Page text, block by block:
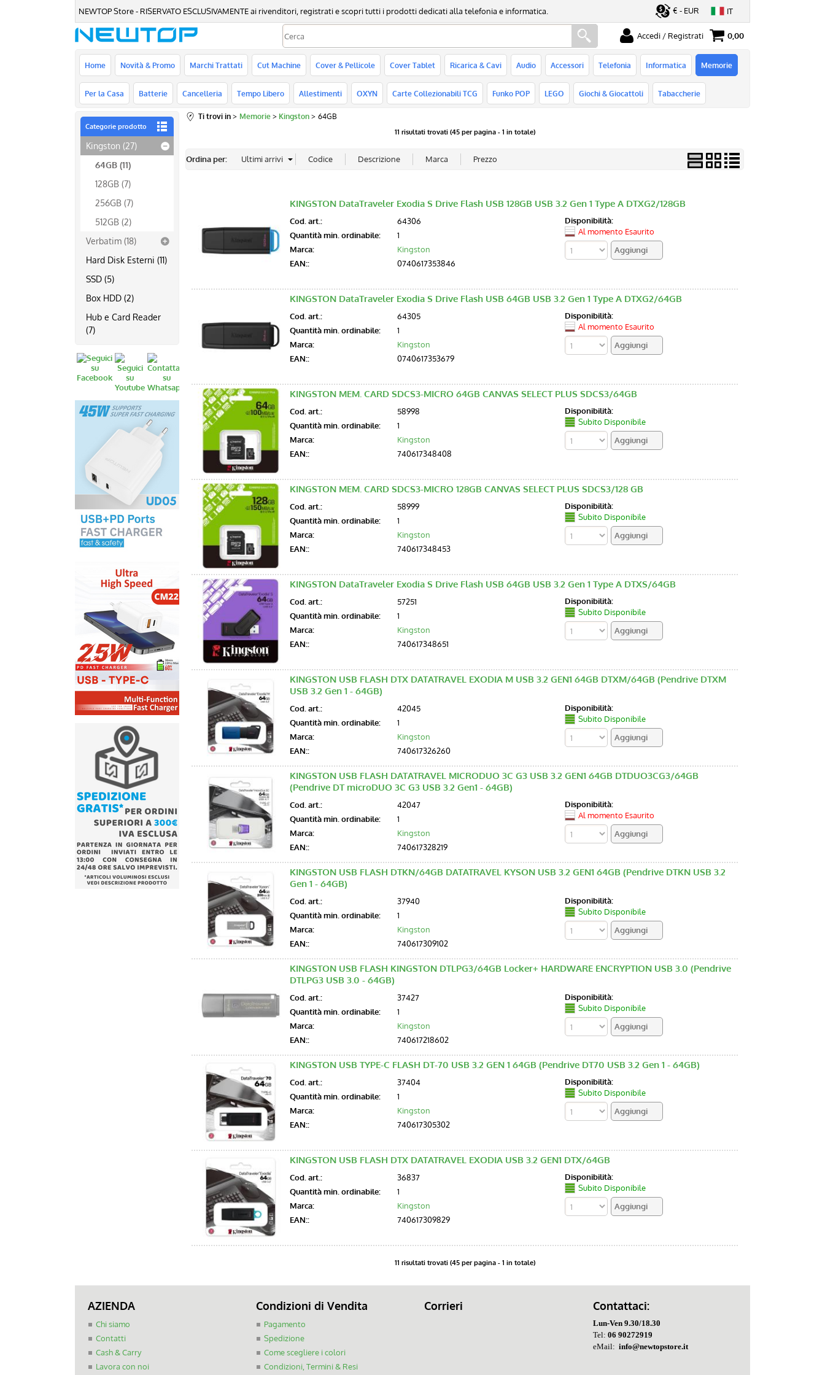
NEWTOP Store - RISERVATO ESCLUSIVAMENTE ai rivenditori, registrati e scopri tutti i prodotti dedicati alla telefonia e informatica. € - EUR IT
Accedi / Registrati
Sono già registrato
Per completare l'ordine inserisci il
nome utente e la password e poi
clicca sul pulsante "Accedi"
Sono un nuovo cliente
Se non sei ancora registrato sul
nostro sito clicca sul pulsante
"Registrati"
0,00
Home Novità & Promo Marchi Trattati Cut Machine Cover & Pellicole Cover Tablet Ricarica & Cavi Audio Accessori Telefonia Informatica Memorie
Per la Casa Batterie Cancelleria Tempo Libero Allestimenti OXYN Carte Collezionabili TCG Funko POP LEGO Giochi & Giocattoli Tabaccherie
Categorie prodotto
Kingston (27)
64GB (11)
128GB (7)
256GB (7)
512GB (2)
Verbatim (18)
Hard Disk Esterni (11)
SSD (5)
Box HDD (2)
Hub e Card Reader
(7)
Ti trovi in Memorie Kingston 64GB
11 risultati trovati (45 per pagina - 1 in totale)
Ordina per:
KINGSTON DataTraveler Exodia S Drive Flash USB 128GB USB 3.2 Gen 1 Type A DTXG2/128GB
Cod. art.:
64306
Quantità min. ordinabile:
1
Marca:
Kingston
EAN::
0740617353846
Disponibilità:
Al momento Esaurito
KINGSTON DataTraveler Exodia S Drive Flash USB 64GB USB 3.2 Gen 1 Type A DTXG2/64GB
Cod. art.:
64305
Quantità min. ordinabile:
1
Marca:
Kingston
EAN::
0740617353679
Disponibilità:
Al momento Esaurito
KINGSTON MEM. CARD SDCS3-MICRO 64GB CANVAS SELECT PLUS SDCS3/64GB
Cod. art.:
58998
Quantità min. ordinabile:
1
Marca:
Kingston
EAN::
740617348408
Disponibilità:
Subito Disponibile
KINGSTON MEM. CARD SDCS3-MICRO 128GB CANVAS SELECT PLUS SDCS3/128 GB
Cod. art.:
58999
Quantità min. ordinabile:
1
Marca:
Kingston
EAN::
740617348453
Disponibilità:
Subito Disponibile
KINGSTON DataTraveler Exodia S Drive Flash USB 64GB USB 3.2 Gen 1 Type A DTXS/64GB
Cod. art.:
57251
Quantità min. ordinabile:
1
Marca:
Kingston
EAN::
740617348651
Disponibilità:
Subito Disponibile
KINGSTON USB FLASH DTX DATATRAVEL EXODIA M USB 3.2 GEN1 64GB DTXM/64GB (Pendrive DTXM
USB 3.2 Gen 1 - 64GB)
Cod. art.:
42045
Quantità min. ordinabile:
1
Marca:
Kingston
EAN::
740617326260
Disponibilità:
Subito Disponibile
KINGSTON USB FLASH DATATRAVEL MICRODUO 3C G3 USB 3.2 GEN1 64GB DTDUO3CG3/64GB
(Pendrive DT microDUO 3C G3 USB 3.2 Gen1 - 64GB)
Cod. art.:
42047
Quantità min. ordinabile:
1
Marca:
Kingston
EAN::
740617328219
Disponibilità:
Al momento Esaurito
KINGSTON USB FLASH DTKN/64GB DATATRAVEL KYSON USB 3.2 GEN1 64GB (Pendrive DTKN USB 3.2
Gen 1 - 64GB)
Cod. art.:
37940
Quantità min. ordinabile:
1
Marca:
Kingston
EAN::
740617309102
Disponibilità:
Subito Disponibile
KINGSTON USB FLASH KINGSTON DTLPG3/64GB Locker+ HARDWARE ENCRYPTION USB 3.0 (Pendrive
DTLPG3 USB 3.0 - 64GB)
Cod. art.:
37427
Quantità min. ordinabile:
1
Marca:
Kingston
EAN::
740617218602
Disponibilità:
Subito Disponibile
KINGSTON USB TYPE-C FLASH DT-70 USB 3.2 GEN 1 64GB (Pendrive DT70 USB 3.2 Gen 1 - 64GB)
Cod. art.:
37404
Quantità min. ordinabile:
1
Marca:
Kingston
EAN::
740617305302
Disponibilità:
Subito Disponibile
KINGSTON USB FLASH DTX DATATRAVEL EXODIA USB 3.2 GEN1 DTX/64GB
Cod. art.:
36837
Quantità min. ordinabile:
1
Marca:
Kingston
EAN::
740617309829
Disponibilità:
Subito Disponibile
11 risultati trovati (45 per pagina - 1 in totale)
AZIENDA
Chi siamo
Contatti
Cash & Carry
Lavora con noi
Condizioni di Vendita
Pagamento
Spedizione
Come scegliere i colori
Condizioni, Termini & Resi
Corrieri Contattaci:
Lun-Ven 9.30/18.30
Tel: 06 90272919
eMail: info@newtopstore.it